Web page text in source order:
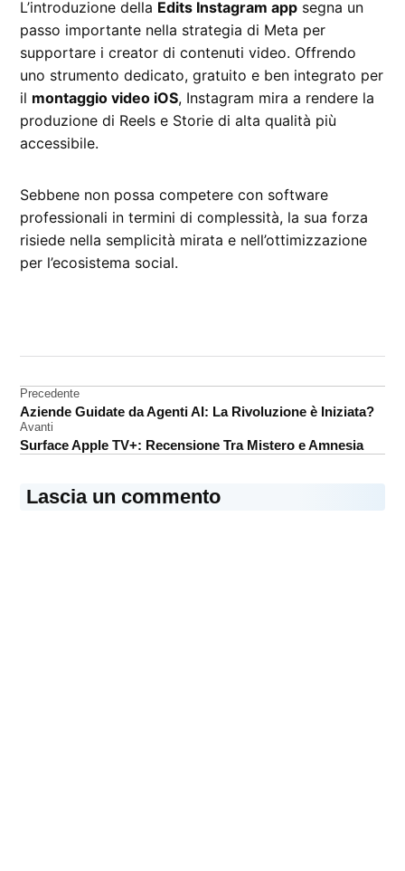
L’introduzione della Edits Instagram app segna un
passo importante nella strategia di Meta per
supportare i creator di contenuti video. Offrendo
uno strumento dedicato, gratuito e ben integrato per
il montaggio video iOS, Instagram mira a rendere la
produzione di Reels e Storie di alta qualità più
accessibile.
Sebbene non possa competere con software
professionali in termini di complessità, la sua forza
risiede nella semplicità mirata e nell’ottimizzazione
per l’ecosistema social.
Navigazione
articoli
Precedente
Aziende Guidate da Agenti AI: La Rivoluzione è Iniziata?
Avanti
Surface Apple TV+: Recensione Tra Mistero e Amnesia
Lascia un commento